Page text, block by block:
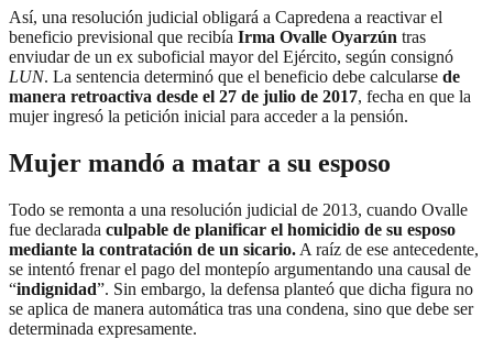
Así, una resolución judicial obligará a Capredena a reactivar el
beneficio previsional que recibía Irma Ovalle Oyarzún tras
enviudar de un ex suboficial mayor del Ejército, según consignó
LUN. La sentencia determinó que el beneficio debe calcularse de
manera retroactiva desde el 27 de julio de 2017, fecha en que la
mujer ingresó la petición inicial para acceder a la pensión.
Mujer mandó a matar a su esposo
Todo se remonta a una resolución judicial de 2013, cuando Ovalle
fue declarada culpable de planificar el homicidio de su esposo
mediante la contratación de un sicario. A raíz de ese antecedente,
se intentó frenar el pago del montepío argumentando una causal de
“indignidad”. Sin embargo, la defensa planteó que dicha figura no
se aplica de manera automática tras una condena, sino que debe ser
determinada expresamente.